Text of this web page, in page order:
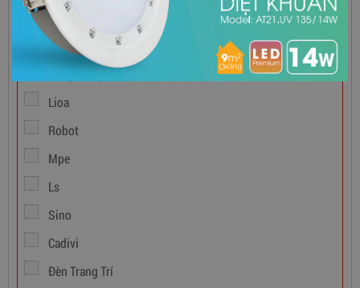
Dây Cáp Điện 1 Ruột Cadivi CV 1,5
346,000đ
Panasonic
Điện Quang
Rạng Đông
Lioa
Robot
Mpe
Ls
Sino
Cadivi
Đèn Trang Trí